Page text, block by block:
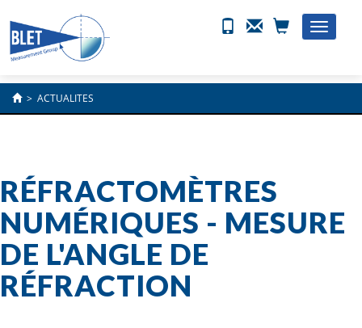
Toggle
> ACTUALITES
RÉFRACTOMÈTRES
NUMÉRIQUES - MESURE
DE L'ANGLE DE
RÉFRACTION